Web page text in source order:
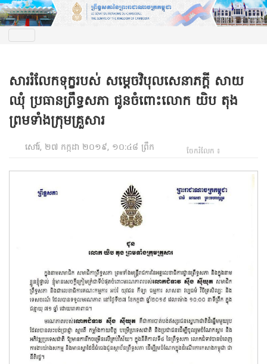
សាររំលែកទុក្ខរបស់ សម្ដេចវិបុលសេនាភក្ដី សាយ
ឈុំ ប្រធានព្រឹទ្ធសភា ជូនចំពោះលោក យិប តុង
ព្រមទាំងក្រុមគ្រួសារ
សៅរ៍, ២៧ កក្កដា ២០១៩, ១០:៤៨ ព្រឹក ចែករំលែក ៖